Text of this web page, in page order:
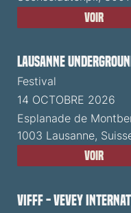
Voir
Lausanne
Festival
14 OCTOBRE 2026
Esplanade de
1003 Lausanne,
Voir
VIFFF - Vevey